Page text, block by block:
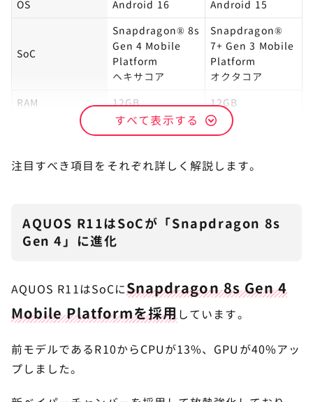
OS
Android 16 Android 15
SoC
Snapdragon® 8s
Gen 4 Mobile
Platform
ヘキサコア
Snapdragon®
7+ Gen 3 Mobile
Platform
オクタコア
RAM
12GB
12GB
256GB/512GB 256GB/512GB
すべて表示する
注目すべき項目をそれぞれ詳しく解説します。
AQUOS R11はSoCが「Snapdragon 8s
Gen 4」に進化
AQUOS R11はSoCにSnapdragon 8s Gen 4
Mobile Platformを採用しています。
前モデルであるR10からCPUが13%、GPUが40%アッ
プしました。